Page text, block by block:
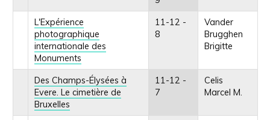
L'Expérience
photographique
internationale des
Monuments
11-12 -
8
Vander
Brugghen
Brigitte
Des Champs-Élysées à
Evere. Le cimetière de
Bruxelles
11-12 -
7
Celis
Marcel M.